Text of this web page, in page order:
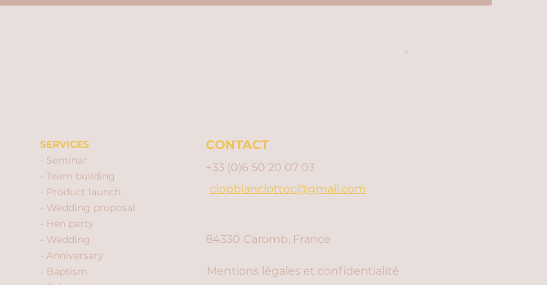
>
SERVICES
- Seminar
- Team building
- Product launch
- Wedding proposal
- Hen party
- Wedding
- Anniversary
- Baptism
CONTACT
+33 (0)6 50 20 07 03
clopbianciottoc@gmail.com
84330 Caromb, France
Mentions légales et confidentialité